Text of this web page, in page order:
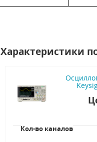
Характеристики
Кол-во каналов